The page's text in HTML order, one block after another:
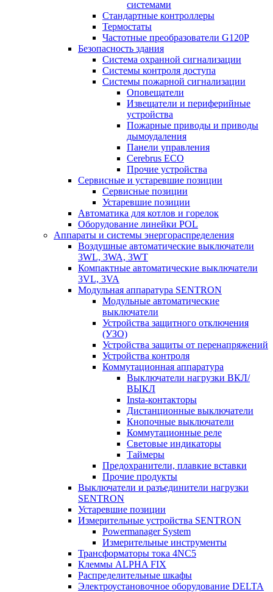
системами
Стандартные контроллеры
Термостаты
Частотные преобразователи G120P
Безопасность здания
Система охранной сигнализации
Системы контроля доступа
Системы пожарной сигнализации
Оповещатели
Извещатели и периферийные
устройства
Пожарные приводы и приводы
дымоудаления
Панели управления
Cerebrus ECO
Прочие устройства
Сервисные и устаревшие позиции
Сервисные позиции
Устаревшие позиции
Автоматика для котлов и горелок
Оборудование линейки POL
Аппараты и системы энергораспределения
Воздушные автоматические выключатели
3WL, 3WA, 3WT
Компактные автоматические выключатели
3VL, 3VA
Модульная аппаратура SENTRON
Модульные автоматические
выключатели
Устройства защитного отключения
(УЗО)
Устройства защиты от перенапряжений
Устройства контроля
Коммутационная аппаратура
Выключатели нагрузки ВКЛ/
ВЫКЛ
Insta-контакторы
Дистанционные выключатели
Кнопочные выключатели
Коммутационные реле
Световые индикаторы
Таймеры
Предохранители, плавкие вставки
Прочие продукты
Выключатели и разъединители нагрузки
SENTRON
Устаревшие позиции
Измерительные устройства SENTRON
Powermanager System
Измерительные инструменты
Трансформаторы тока 4NC5
Клеммы ALPHA FIX
Распределительные шкафы
Электроустановочное оборудование DELTA